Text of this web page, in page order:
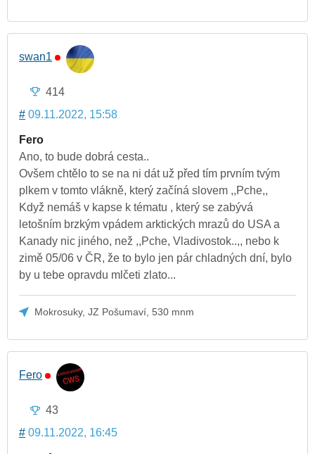
swan1
414
# 09.11.2022, 15:58
Fero
Ano, to bude dobrá cesta..
Ovšem chtělo to se na ni dát už před tím prvním tvým
plkem v tomto vlákně, který začíná slovem ,,Pche,,
Když nemáš v kapse k tématu , který se zabývá
letošním brzkým vpádem arktických mrazů do USA a
Kanady nic jiného, než ,,Pche, Vladivostok..,, nebo k
zimě 05/06 v ČR, že to bylo jen pár chladných dní, bylo
by u tebe opravdu mlčeti zlato...
Mokrosuky, JZ Pošumaví, 530 mnm
Fero
43
# 09.11.2022, 16:45